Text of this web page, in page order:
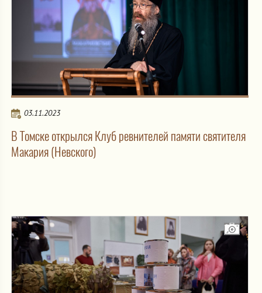
03.11.2023
В Томске открылся Клуб ревнителей памяти святителя
Макария (Невского)